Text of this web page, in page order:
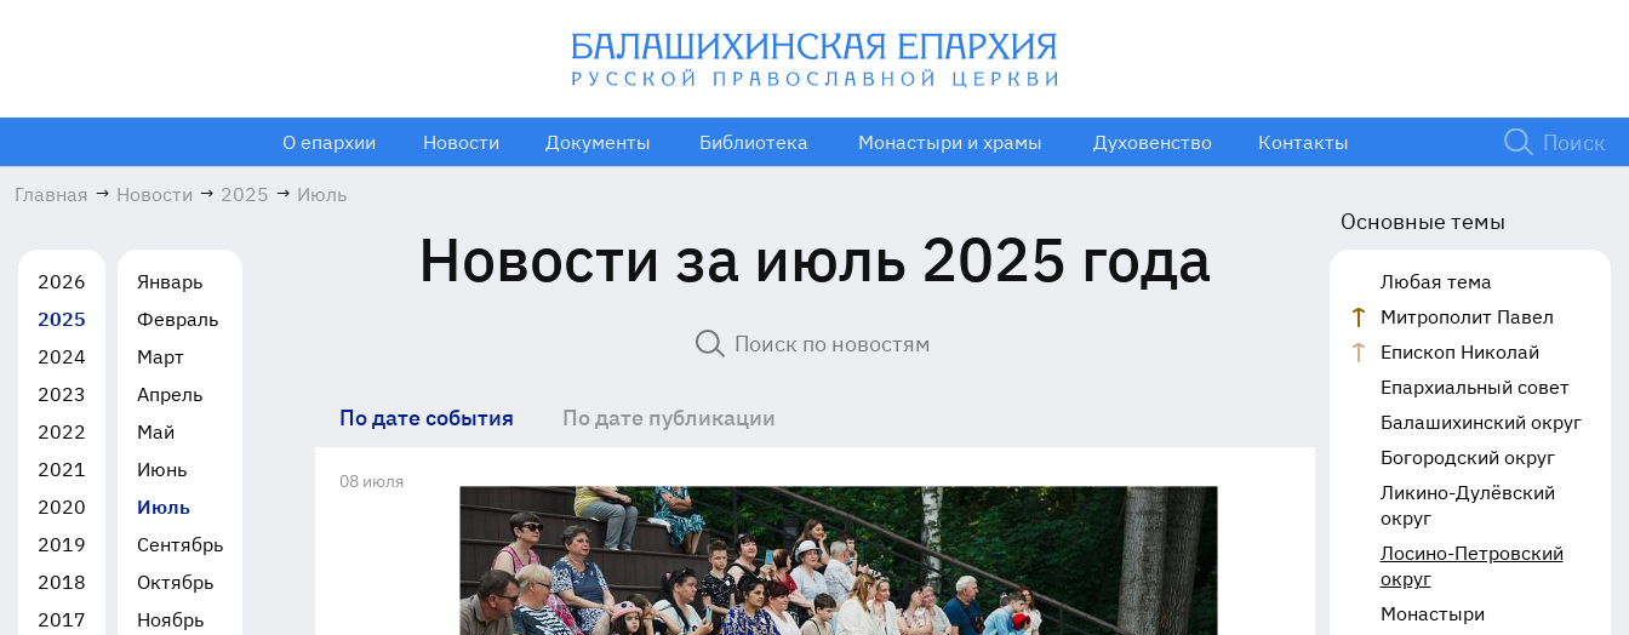
О епархии Новости Документы Библиотека Монастыри и храмы Духовенство Контакты
Главная → Новости → 2025 → Июль
2026
2025
2024
2023
2022
2021
2020
2019
2018
2017
Январь
Февраль
Март
Апрель
Май
Июнь
Июль
Сентябрь
Октябрь
Ноябрь
Новости за июль 2025 года
По дате события По дате публикации
08 июля
Основные темы
Любая тема
Митрополит Павел
Епископ Николай
Епархиальный совет
Балашихинский округ
Богородский округ
Ликино-Дулёвский
округ
Лосино-Петровский
округ
Монастыри